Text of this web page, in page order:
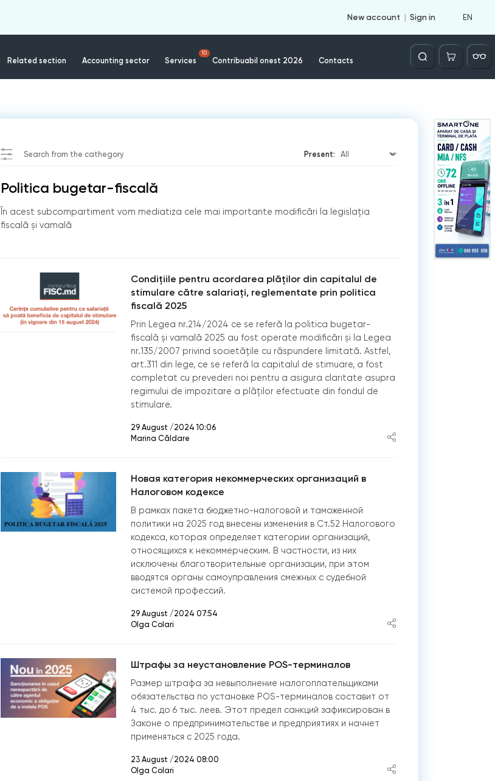
New account Sign in EN
Related section Accounting sector Services
10
Contribuabil onest 2026 Contacts
Căutare
Search from the cathegory Present:
Politica bugetar-fiscală
În acest subcompartiment vom mediatiza cele mai importante modificări la legislația
fiscală și vamală
Condițiile pentru acordarea plăților din capitalul de
stimulare către salariați, reglementate prin politica
fiscală 2025
Prin Legea nr.214/2024 ce se referă la politica bugetar-
fiscală și vamală 2025 au fost operate modificări și la Legea
nr.135/2007 privind societățile cu răspundere limitată. Astfel,
art.311 din lege, ce se referă la capitalul de stimuare, a fost
completat cu prevederi noi pentru a asigura claritate asupra
regimului de impozitare a plăților efectuate din fondul de
stimulare.
29 August /2024 10:06
Marina Căldare
Новая категория некоммерческих организаций в
Налоговом кодексе
В рамках пакета бюджетно-налоговой и таможенной
политики на 2025 год внесены изменения в Ст.52 Налогового
кодекса, которая определяет категории организаций,
относящихся к некоммерческим. В частности, из них
исключены благотворительные организации, при этом
вводятся органы самоуправления смежных с судебной
системой профессий.
29 August /2024 07:54
Olga Colari
Штрафы за неустановление POS-терминалов
Размер штрафа за невыполнение налогоплательщиками
обязательства по установке POS-терминалов составит от
4 тыс. до 6 тыс. леев. Этот предел санкций зафиксирован в
Законе о предпринимательстве и предприятиях и начнет
применяться с 2025 года.
23 August /2024 08:00
Olga Colari